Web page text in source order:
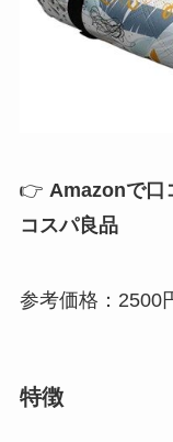
👉 Amazonで口
コスパ良品
参考価格：2500
特徴